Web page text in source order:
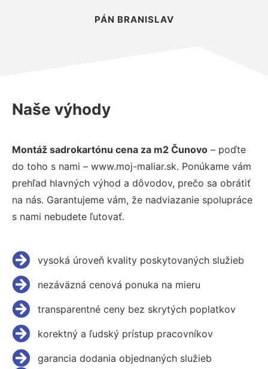
PÁN BRANISLAV
Naše výhody
Montáž sadrokartónu cena za m2 Čunovo – poďte
do toho s nami – www.moj-maliar.sk. Ponúkame vám
prehľad hlavných výhod a dôvodov, prečo sa obrátiť
na nás. Garantujeme vám, že nadviazanie spolupráce
s nami nebudete ľutovať.
vysoká úroveň kvality poskytovaných služieb
nezáväzná cenová ponuka na mieru
transparentné ceny bez skrytých poplatkov
korektný a ľudský prístup pracovníkov
garancia dodania objednaných služieb